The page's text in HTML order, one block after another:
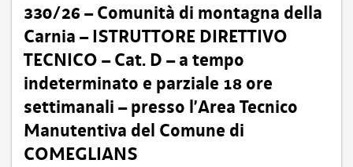
330/26 – Comunità di montagna della
Carnia – ISTRUTTORE DIRETTIVO
TECNICO – Cat. D – a tempo
indeterminato e parziale 18 ore
settimanali – presso l’Area Tecnico
Manutentiva del Comune di
COMEGLIANS